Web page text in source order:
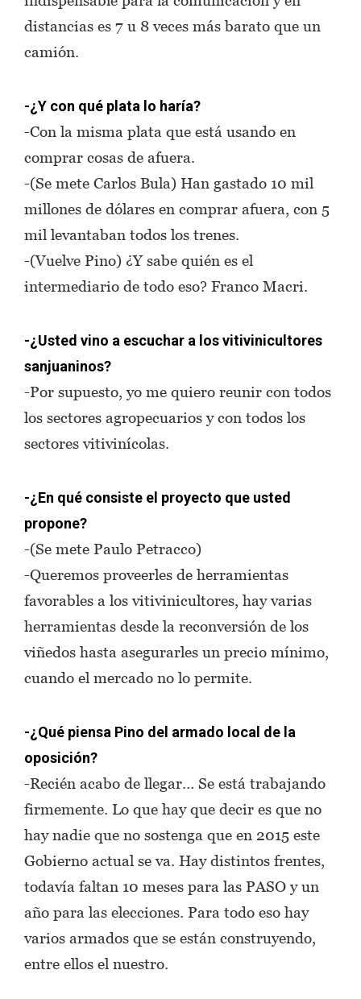
distancias es 7 u 8 veces más barato que un
camión.
-¿Y con qué plata lo haría?
-Con la misma plata que está usando en
comprar cosas de afuera.
-(Se mete Carlos Bula) Han gastado 10 mil
millones de dólares en comprar afuera, con 5
mil levantaban todos los trenes.
-(Vuelve Pino) ¿Y sabe quién es el
intermediario de todo eso? Franco Macri.
-¿Usted vino a escuchar a los vitivinicultores
sanjuaninos?
-Por supuesto, yo me quiero reunir con todos
los sectores agropecuarios y con todos los
sectores vitivinícolas.
-¿En qué consiste el proyecto que usted
propone?
-(Se mete Paulo Petracco)
-Queremos proveerles de herramientas
favorables a los vitivinicultores, hay varias
herramientas desde la reconversión de los
viñedos hasta asegurarles un precio mínimo,
cuando el mercado no lo permite.
-¿Qué piensa Pino del armado local de la
oposición?
-Recién acabo de llegar… Se está trabajando
firmemente. Lo que hay que decir es que no
hay nadie que no sostenga que en 2015 este
Gobierno actual se va. Hay distintos frentes,
todavía faltan 10 meses para las PASO y un
año para las elecciones. Para todo eso hay
varios armados que se están construyendo,
entre ellos el nuestro.